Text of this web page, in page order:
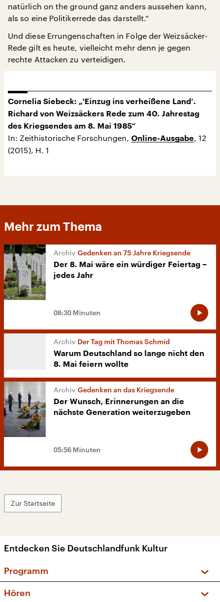
natürlich on the ground ganz anders aussehen kann,
als so eine Politikerrede das darstellt.“
Und diese Errungenschaften in Folge der Weizsäcker-
Rede gilt es heute, vielleicht mehr denn je gegen
rechte Attacken zu verteidigen.
Cornelia Siebeck: „'Einzug ins verheißene Land‘.
Richard von Weizsäckers Rede zum 40. Jahrestag
des Kriegsendes am 8. Mai 1985“
In: Zeithistorische Forschungen, Online-Ausgabe, 12
(2015), H. 1
Mehr zum Thema
Gedenken an 75 Jahre Kriegsende
Der 8. Mai wäre ein würdiger Feiertag −
jedes Jahr
08:30 Minuten
Der Tag mit Thomas Schmid
Warum Deutschland so lange nicht den
8. Mai feiern wollte
Gedenken an das Kriegsende
Der Wunsch, Erinnerungen an die
nächste Generation weiterzugeben
05:56 Minuten
Zur Startseite
Entdecken Sie Deutschlandfunk Kultur
Programm
Hören